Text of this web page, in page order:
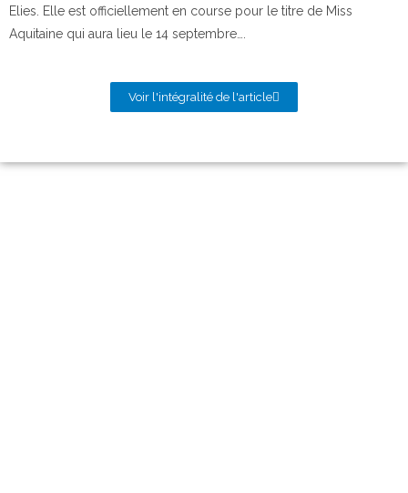
Elies. Elle est officiellement en course pour le titre de Miss
Aquitaine qui aura lieu le 14 septembre….
Voir l'intégralité de l'article